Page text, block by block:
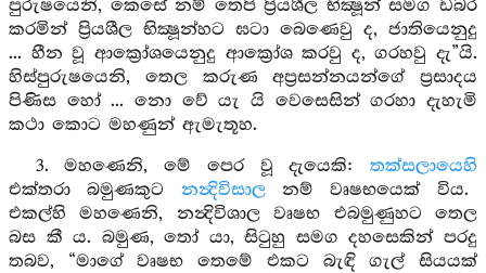
පුරුෂයෙනි, කෙසේ නම් තෙපි ප්‍රියශීල භික්‍ෂූන් සමග ඩබර
කරමින් ප්‍රියශීල භික්‍ෂූන්හට ඝටා බෙණෙවු ද, ජාතියෙනුදු
... හීන වූ ආක්‍රෝශයෙනුදු ආක්‍රෝශ කරවු ද, ගරහවු දැ”යි.
හිස්පුරුෂයෙනි, තෙල කරුණ අප්‍රසන්නයන්ගේ ප්‍රසාදය
පිණිස හෝ ... නො වේ යැ යි වෙසෙසින් ගරහා දැහැමි
කථා කොට මහණුන් ඇමැතූහ.
3. මහණෙනි, මේ පෙර වූ දැයෙකි: තක්සලායෙහි
එක්තරා බමුණකුට නන්‍දිවිසාලනම් වෘෂභයෙක් විය.
එකල්හි මහණෙනි, නන්‍දිවිශාල වෘෂභ එබමුණුහට තෙල
බස කී ය. බමුණ, තෝ යා, සිටුහු සමග දහසෙකින් පරදු
තබව, “මාගේ වෘෂභ තෙමේ එකට බැඳි ගැල් සියයක්